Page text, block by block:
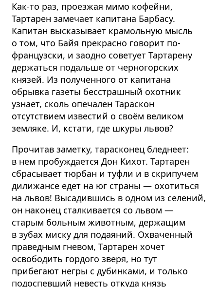
Как-то раз, проезжая мимо кофейни,
Тартарен замечает капитана Барбасу.
Капитан высказывает крамольную мысль
о том, что Байя прекрасно говорит по-
французски, и заодно советует Тартарену
держаться подальше от черногорских
князей. Из полученного от капитана
обрывка газеты бесстрашный охотник
узнает, сколь опечален Тараскон
отсутствием известий о своём великом
земляке. И, кстати, где шкуры львов?
Прочитав заметку, тарасконец бледнеет:
в нем пробуждается Дон Кихот. Тартарен
сбрасывает тюрбан и туфли и в скрипучем
дилижансе едет на юг страны — охотиться
на львов! Высадившись в одном из селений,
он наконец сталкивается со львом —
старым больным животным, держащим
в зубах миску для подаяний. Охваченный
праведным гневом, Тартарен хочет
освободить гордого зверя, но тут
прибегают негры с дубинками, и только
подоспевший невесть откуда князь